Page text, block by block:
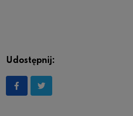
Udostępnij: